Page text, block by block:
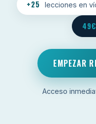
+25 lecciones en
49€
EMPEZAR
Acceso